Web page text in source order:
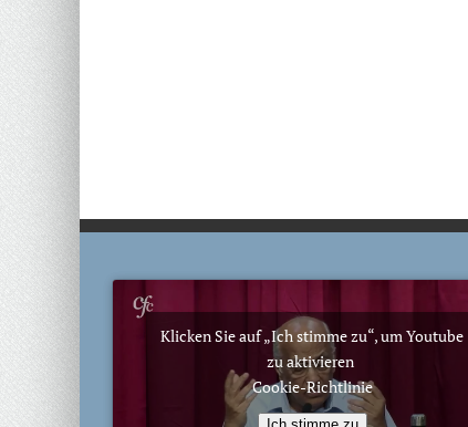
Klicken Sie auf „Ich stimme zu“, um Youtube
zu aktivieren
Cookie-Richtlinie